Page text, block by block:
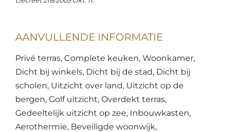
AANVULLENDE INFORMATIE
Privé terras, Complete keuken, Woonkamer,
Dicht bij winkels, Dicht bij de stad, Dicht bij
scholen, Uitzicht over land, Uitzicht op de
bergen, Golf uitzicht, Overdekt terras,
Gedeeltelijk uitzicht op zee, Inbouwkasten,
Aerothermie, Beveiligde woonwijk,